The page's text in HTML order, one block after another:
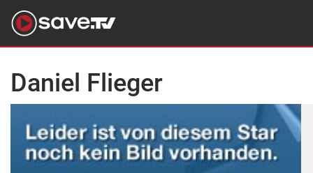
Daniel Flieger